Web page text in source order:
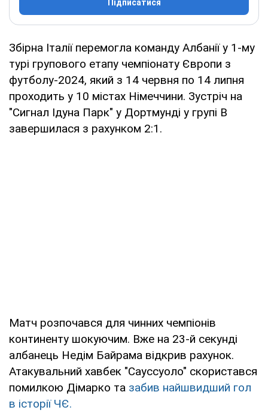
Підписатися
Збірна Італії перемогла команду Албанії у 1-му
турі групового етапу чемпіонату Європи з
футболу-2024, який з 14 червня по 14 липня
проходить у 10 містах Німеччини. Зустріч на
"Сигнал Ідуна Парк" у Дортмунді у групі B
завершилася з рахунком 2:1.
Матч розпочався для чинних чемпіонів
континенту шокуючим. Вже на 23-й секунді
албанець Недім Байрама відкрив рахунок.
Атакувальний хавбек "Сауссуоло" скористався
помилкою Дімарко та забив найшвидший гол
в історії ЧЄ.